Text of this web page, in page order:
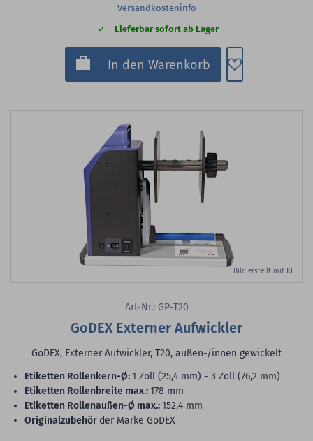
Versandkosteninfo
Lieferbar sofort ab Lager
In den Warenkorb Zum
Bild erstellt mit KI
Art-Nr.: GP-T20
GoDEX Externer Aufwickler
GoDEX, Externer Aufwickler, T20, außen-/innen gewickelt
Etiketten Rollenkern-Ø:1 Zoll (25,4 mm) - 3 Zoll (76,2 mm)
Etiketten Rollenbreite max.:178 mm
Etiketten Rollenaußen-Ø max.:152,4 mm
Originalzubehör der Marke GoDEX